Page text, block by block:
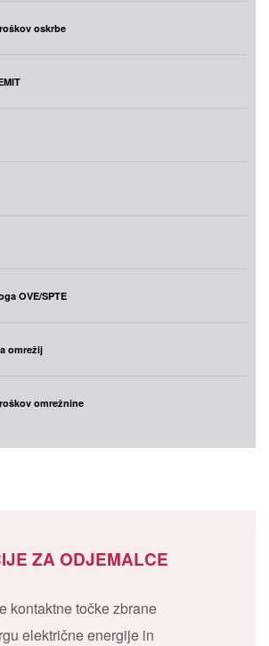
oskrbe
OVE/SPTE
omrežij
omrežnine
ZA ODJEMALCE
kontaktne točke zbrane
električne energije in